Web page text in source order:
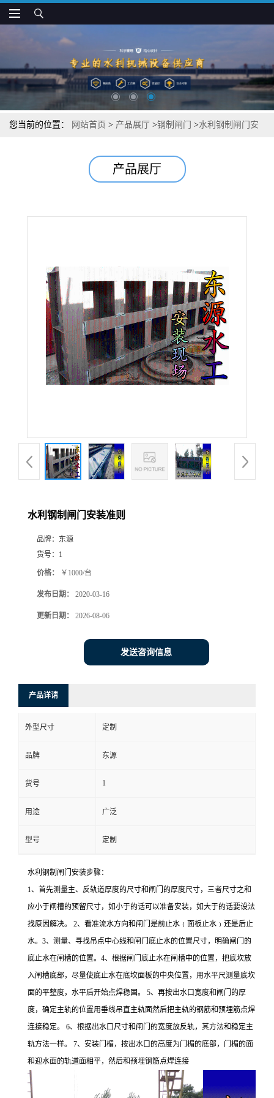
您当前的位置： 网站首页 > 产品展厅 >钢制闸门 >水利钢制闸门安
产品展厅
水利钢制闸门安装准则
品牌： 东源
货号： 1
价格： ￥1000/台
发布日期： 2020-03-16
更新日期： 2026-08-06
发送咨询信息
产品详请
外型尺寸 定制
品牌 东源
货号 1
用途 广泛
型号 定制
水利钢制闸门安装步骤：
1、首先测量主、反轨道厚度的尺寸和闸门的厚度尺寸，三者尺寸之和
应小于闸槽的预留尺寸，如小于的话可以准备安装，如大于的话要设法
找原因解决。 2、看准流水方向和闸门是前止水﹙面板止水﹚还是后止
水。3、测量、寻找吊点中心线和闸门底止水的位置尺寸，明确闸门的
底止水在闸槽的位置。4、根据闸门底止水在闸槽中的位置，把底坎放
入闸槽底部，尽量使底止水在底坎面板的中央位置，用水平尺测量底坎
面的平整度，水平后开始点焊稳固。 5、再按出水口宽度和闸门的厚
度，确定主轨的位置用垂线吊直主轨面然后把主轨的钢筋和预埋筋点焊
连接稳定。 6、根据出水口尺寸和闸门的宽度放反轨，其方法和稳定主
轨方法一样。 7、安装门楣，按出水口的高度为门楣的底部，门楣的面
和迎水面的轨道面相平，然后和预埋钢筋点焊连接